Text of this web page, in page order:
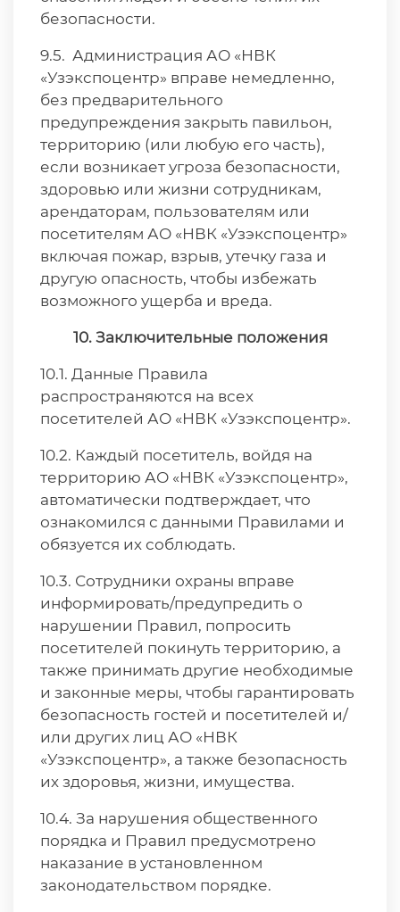
безопасности.
9.5. Администрация АО «НВК
«Узэкспоцентр» вправе немедленно,
без предварительного
предупреждения закрыть павильон,
территорию (или любую его часть),
если возникает угроза безопасности,
здоровью или жизни сотрудникам,
арендаторам, пользователям или
посетителям АО «НВК «Узэкспоцентр»
включая пожар, взрыв, утечку газа и
другую опасность, чтобы избежать
возможного ущерба и вреда.
10. Заключительные положения
10.1. Данные Правила
распространяются на всех
посетителей АО «НВК «Узэкспоцентр».
10.2. Каждый посетитель, войдя на
территорию АО «НВК «Узэкспоцентр»,
автоматически подтверждает, что
ознакомился с данными Правилами и
обязуется их соблюдать.
10.3. Сотрудники охраны вправе
информировать/предупредить о
нарушении Правил, попросить
посетителей покинуть территорию, а
также принимать другие необходимые
и законные меры, чтобы гарантировать
безопасность гостей и посетителей и/
или других лиц АО «НВК
«Узэкспоцентр», а также безопасность
их здоровья, жизни, имущества.
10.4. За нарушения общественного
порядка и Правил предусмотрено
наказание в установленном
законодательством порядке.